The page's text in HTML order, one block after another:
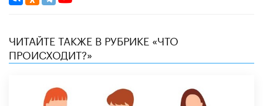
ЧИТАЙТЕ ТАКЖЕ В РУБРИКЕ «ЧТО
ПРОИСХОДИТ?»